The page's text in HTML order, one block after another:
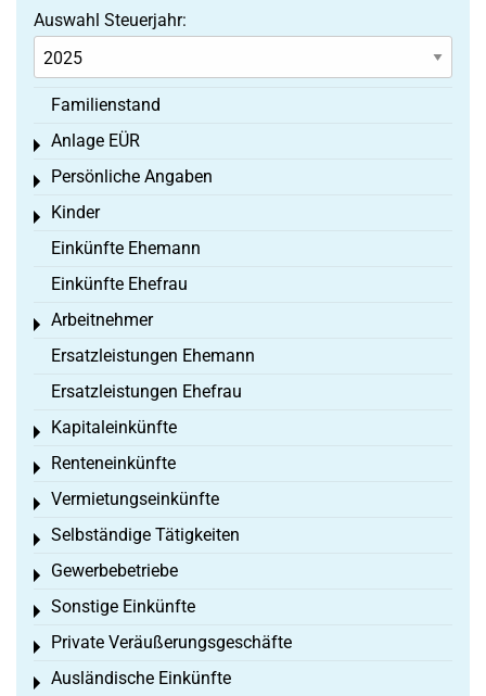
Auswahl Steuerjahr:
Familienstand
Anlage EÜR
Toggle menu
Persönliche Angaben
Toggle menu
Kinder
Toggle menu
Einkünfte Ehemann
Einkünfte Ehefrau
Arbeitnehmer
Toggle menu
Ersatzleistungen Ehemann
Ersatzleistungen Ehefrau
Kapitaleinkünfte
Toggle menu
Renteneinkünfte
Toggle menu
Vermietungseinkünfte
Toggle menu
Selbständige Tätigkeiten
Toggle menu
Gewerbebetriebe
Toggle menu
Sonstige Einkünfte
Toggle menu
Private Veräußerungsgeschäfte
Toggle menu
Ausländische Einkünfte
Toggle menu